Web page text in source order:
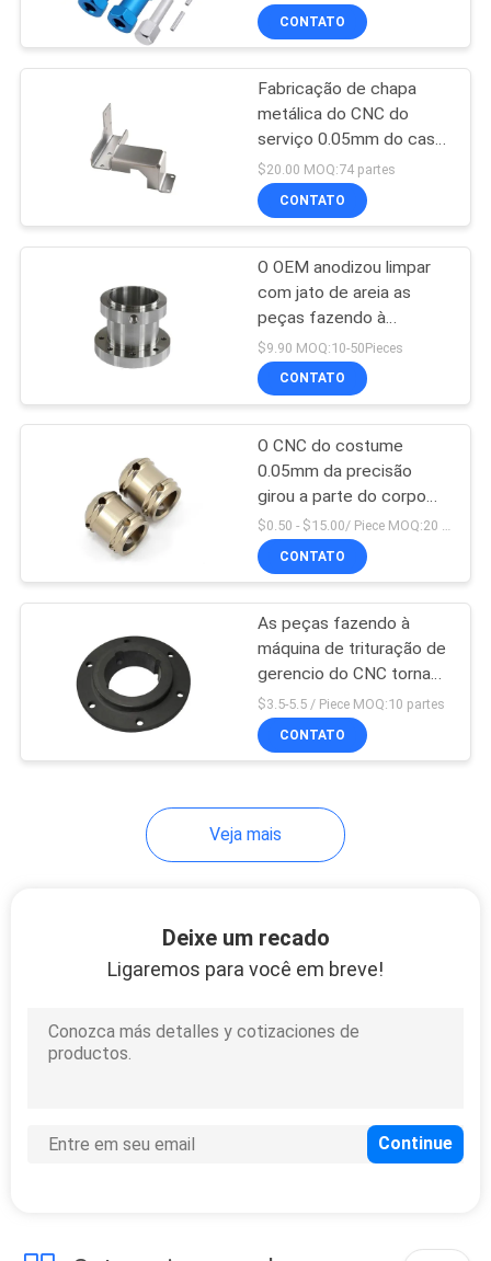
PRIVACIDADE
RUÍDO mecânico que
galvaniza
CONTATO
Fabricação de chapa
metálica do CNC do
serviço 0.05mm do caso
do corte do laser
$20.00 MOQ:74 partes
CONTATO
O OEM anodizou limpar
com jato de areia as
peças fazendo à
máquina 0.05mm de
alumínio da tolerância
0.01mm
$9.90 MOQ:10-50Pieces
CONTATO
O CNC do costume
0.05mm da precisão
girou a parte do corpo
concêntrica do botão
dos componentes
$0.50 - $15.00/ Piece MOQ:20 partes/partes
CONTATO
As peças fazendo à
máquina de trituração de
gerencio do CNC tornado
fixo do metal do cardio-,
cnc da precisão fizeram
à máquina as peças
$3.5-5.5 / Piece MOQ:10 partes
CONTATO
Veja mais
Deixe um recado
Ligaremos para você em breve!